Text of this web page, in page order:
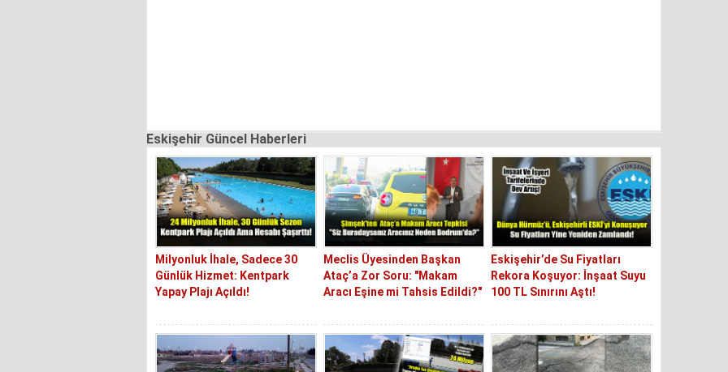
Eskişehir Güncel Haberleri
Milyonluk İhale, Sadece 30
Günlük Hizmet: Kentpark
Yapay Plajı Açıldı!
Meclis Üyesinden Başkan
Ataç’a Zor Soru: "Makam
Aracı Eşine mi Tahsis Edildi?"
Eskişehir’de Su Fiyatları
Rekora Koşuyor: İnşaat Suyu
100 TL Sınırını Aştı!